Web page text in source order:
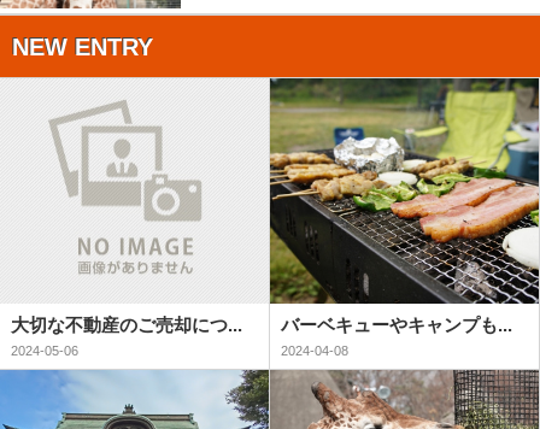
NEW ENTRY
大切な不動産のご売却につ...
2024-05-06
バーベキューやキャンプも...
2024-04-08